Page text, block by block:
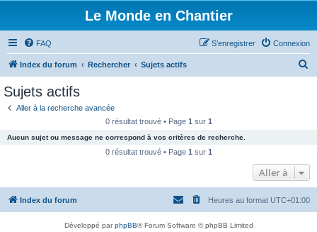
Le Monde en Chantier
FAQ Connexion
S’enregistrer
Index du forum Rechercher Sujets actifs
c
e
Sujets actifs
Aller à la recherche avancée
0 résultat trouvé • Page 1 sur 1
Aucun sujet ou message ne correspond à vos critères de recherche.
0 résultat trouvé • Page 1 sur 1
Aller à
Index du forum Heures au format UTC+01:00
Développé parphpBB® Forum Software © phpBB Limited